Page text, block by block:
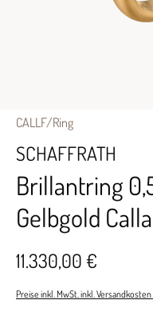
CALLF/Ring
SCHAFFRATH
Brillantring
Gelbgold Calla
11.330,00 €
Preise inkl. MwSt. inkl. Versandkosten